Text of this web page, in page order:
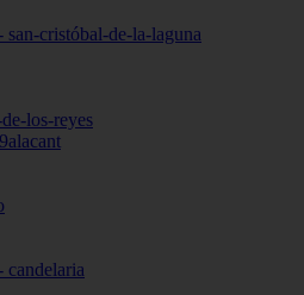
san-cristóbal-de-la-laguna
los-reyes
candelaria